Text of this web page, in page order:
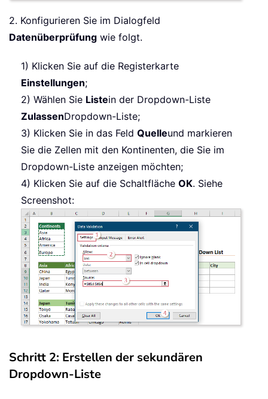
2. Konfigurieren Sie im Dialogfeld
Datenüberprüfung wie folgt.
1) Klicken Sie auf die Registerkarte
Einstellungen;
2) Wählen Sie Listein der Dropdown-Liste
ZulassenDropdown-Liste;
3) Klicken Sie in das Feld Quelleund markieren
Sie die Zellen mit den Kontinenten, die Sie im
Dropdown-Liste anzeigen möchten;
4) Klicken Sie auf die Schaltfläche OK. Siehe
Screenshot:
Schritt 2: Erstellen der sekundären
Dropdown-Liste